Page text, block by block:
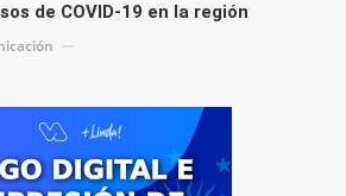
de COVID-19 en la región